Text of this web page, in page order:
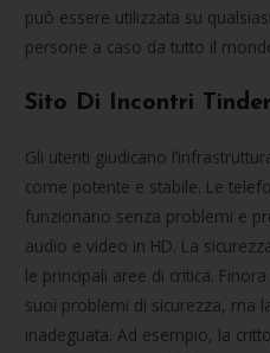
può essere utilizzata su
persone a caso da tutto il
Sito Di Incontri
Gli utenti giudicano
come potente e stabile. Le
funzionano senza problemi e
audio e video in HD. La
le principali aree di critica.
suoi problemi di sicurezza, ma
inadeguata. Ad esempio, la